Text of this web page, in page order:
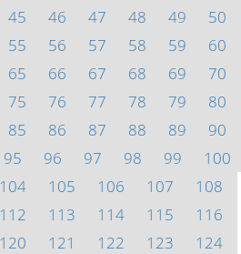
45 46 47 48 49
50
55 56 57 58 59
60
65 66 67 68 69
70
75 76 77 78 79
80
85 86 87 88 89
90
95 96 97 98 99
100
104 105 106 107
108
112 113 114 115
116
120 121 122 123
124